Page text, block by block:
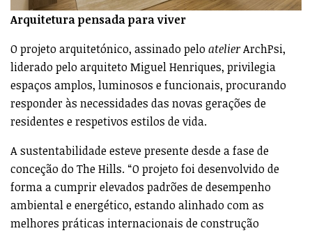
Arquitetura pensada para viver
O projeto arquitetónico, assinado peloatelierArchPsi,
liderado pelo arquiteto Miguel Henriques, privilegia
espaços amplos, luminosos e funcionais, procurando
responder às necessidades das novas gerações de
residentes e respetivos estilos de vida.
A sustentabilidade esteve presente desde a fase de
conceção do The Hills. “O projeto foi desenvolvido de
forma a cumprir elevados padrões de desempenho
ambiental e energético, estando alinhado com as
melhores práticas internacionais de construção